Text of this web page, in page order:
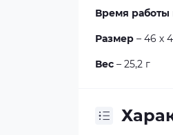
Время
Размер – 46 х
Вес – 25,2 г